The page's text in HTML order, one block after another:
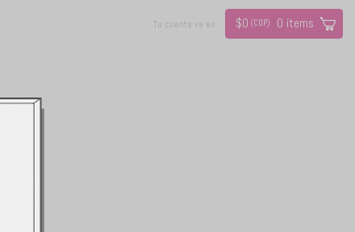
Tu cuenta va en $0 (COP) 0 ítems